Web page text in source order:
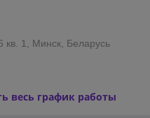
кв. 1, Минск, Беларусь
весь график работы